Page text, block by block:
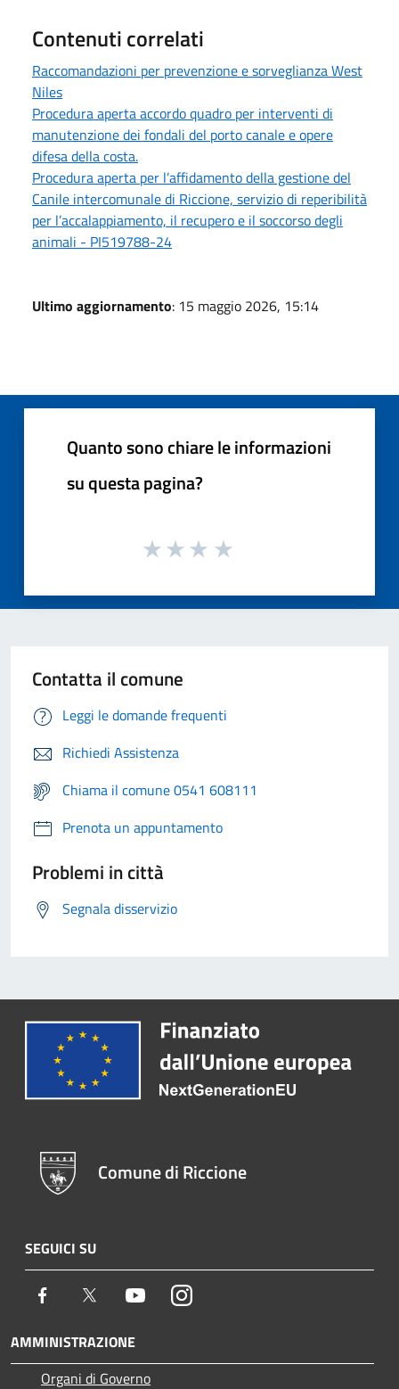
Contenuti correlati
Raccomandazioni per prevenzione e sorveglianza West
Niles
Procedura aperta accordo quadro per interventi di
manutenzione dei fondali del porto canale e opere
difesa della costa.
Procedura aperta per l’affidamento della gestione del
Canile intercomunale di Riccione, servizio di reperibilità
per l’accalappiamento, il recupero e il soccorso degli
animali - PI519788-24
Ultimo aggiornamento: 15 maggio 2026, 15:14
Quanto sono chiare le informazioni
su questa pagina?
Contatta il comune
Leggi le domande frequenti
Richiedi Assistenza
Chiama il comune 0541 608111
Prenota un appuntamento
Problemi in città
Segnala disservizio
Comune di Riccione
SEGUICI SU
Facebook Twitter YoutubeInstagram
AMMINISTRAZIONE
Organi di Governo